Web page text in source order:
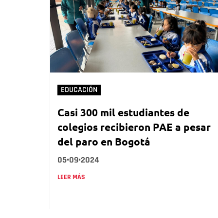
EDUCACIÓN
Casi 300 mil estudiantes de
colegios recibieron PAE a pesar
del paro en Bogotá
05•09•2024
LEER MÁS